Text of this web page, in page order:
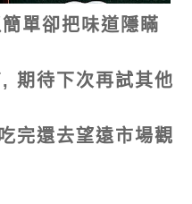
單卻把味道隱瞞
期待下次再試其他
完還去望遠市場觀